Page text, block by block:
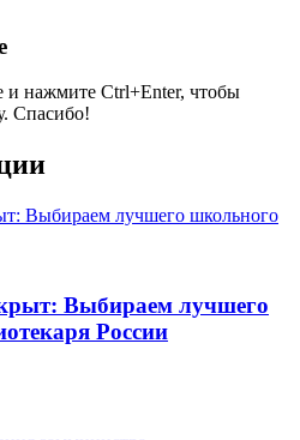
и нажмите Ctrl+Enter, чтобы
Спасибо!
Выбираем лучшего
России